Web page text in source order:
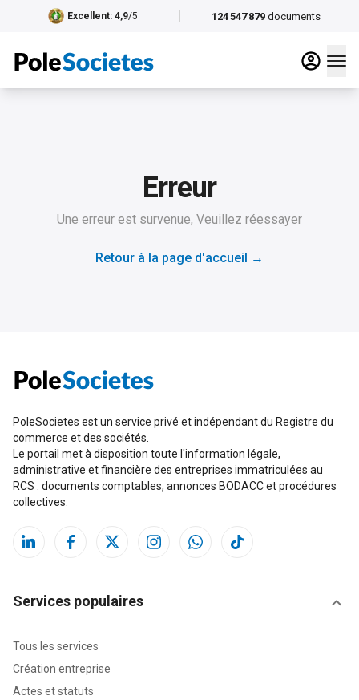
124 547 879 documents
Excellent: 4,9/5
Erreur
Une erreur est survenue, Veuillez réessayer
Retour à la page d'accueil →
PoleSocietes est un service privé et indépendant du Registre du
commerce et des sociétés.
Le portail met à disposition toute l'information légale,
administrative et financière des entreprises immatriculées au
RCS : documents comptables, annonces BODACC et procédures
collectives.
Services populaires
Tous les services
Création entreprise
Actes et statuts